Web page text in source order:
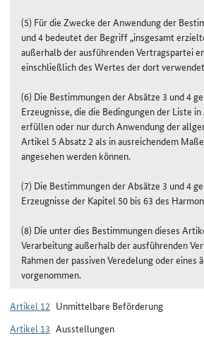
(5) Für die Zwecke der Anwendung der
und 4 bedeutet der Begriff „insgesamt
außerhalb der ausführenden Vertragspartei
einschließlich des Wertes der dort
(6) Die Bestimmungen der Absätze 3 und 4
Erzeugnisse, die die Bedingungen der Liste
erfüllen oder nur durch Anwendung der
Artikel 5 Absatz 2 als in ausreichendem
angesehen werden können.
(7) Die Bestimmungen der Absätze 3 und 4
Erzeugnisse der Kapitel 50 bis 63 des
(8) Die unter dies Bestimmungen dieses
Verarbeitung außerhalb der ausführenden
Rahmen der passiven Veredelung oder eines
vorgenommen.
Artikel 12 Unmittelbare Beförderung
Artikel 13 Ausstellungen